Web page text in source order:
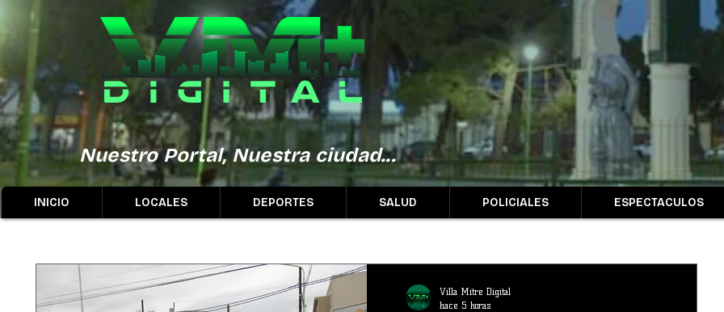
Nuestro Portal, Nuestra ciudad...
INICIO LOCALES DEPORTES SALUD POLICIALES ESPECTACULOS
Villa Mitre Digital
hace 5 horas